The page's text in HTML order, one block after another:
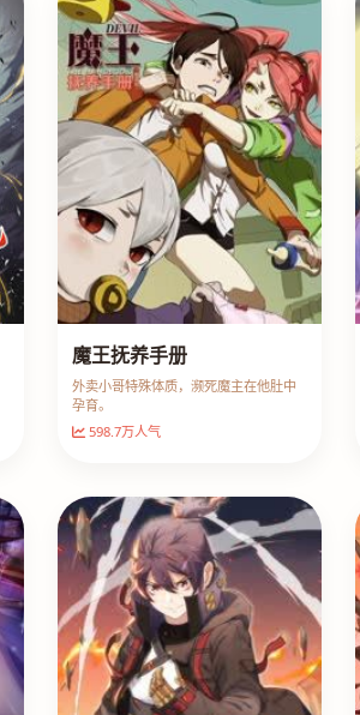
魔王抚养手册
外卖小哥特殊体质，濒死魔主在他肚中
孕育。
598.7万人气